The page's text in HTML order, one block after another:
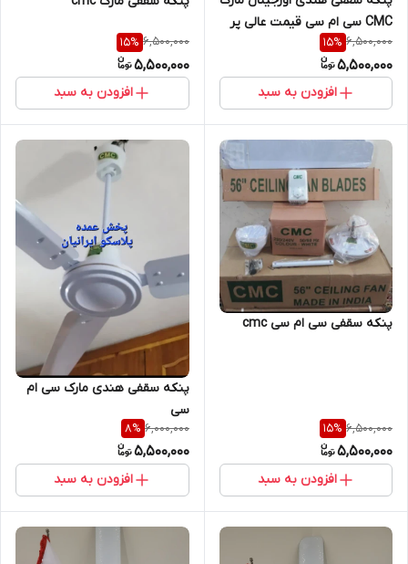
CMC سی ام سی قیمت عالی پر
قدرت
6,500,000
15%
5,500,000
افزودن به سبد
6,500,000
15%
5,500,000
افزودن به سبد
پنکه سقفی سی ام سی cmc
6,500,000
15%
5,500,000
افزودن به سبد
پنکه‌ سقفی هندی مارک سی ام
سی
6,000,000
8%
5,500,000
افزودن به سبد